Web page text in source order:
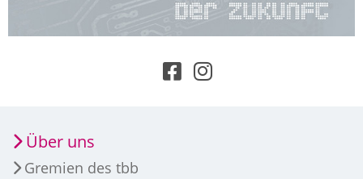
Über uns
Gremien des tbb